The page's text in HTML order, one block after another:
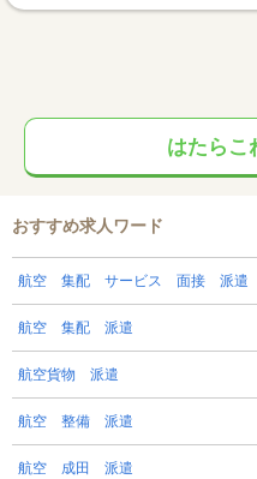
はたらこ
おすすめ求人ワード
航空 集配 サービス 面接 派遣
航空 集配 派遣
航空貨物 派遣
航空 整備 派遣
航空 成田 派遣